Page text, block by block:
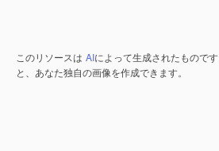
このリソースは AIによって生成されたものです
と、あなた独自の画像を作成できます。